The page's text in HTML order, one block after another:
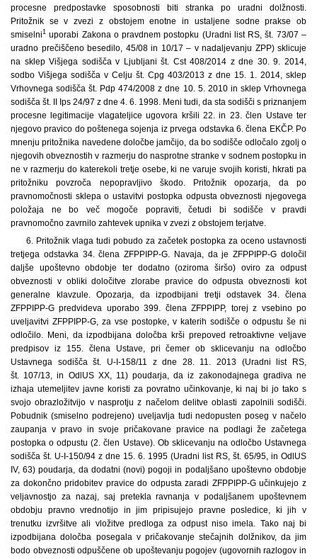
procesne predpostavke sposobnosti biti stranka po uradni dolžnosti.
Pritožnik se v zvezi z obstojem enotne in ustaljene sodne prakse ob
smiselni1 uporabi Zakona o pravdnem postopku (Uradni list RS, št. 73/07 –
uradno prečiščeno besedilo, 45/08 in 10/17 – v nadaljevanju ZPP) sklicuje
na sklep Višjega sodišča v Ljubljani št. Cst 408/2014 z dne 30. 9. 2014,
sodbo Višjega sodišča v Celju št. Cpg 403/2013 z dne 15. 1. 2014, sklep
Vrhovnega sodišča št. Pdp 474/2008 z dne 10. 5. 2010 in sklep Vrhovnega
sodišča št. II Ips 24/97 z dne 4. 6. 1998. Meni tudi, da sta sodišči s priznanjem
procesne legitimacije vlagateljice ugovora kršili 22. in 23. člen Ustave ter
njegovo pravico do poštenega sojenja iz prvega odstavka 6. člena EKČP. Po
mnenju pritožnika navedene določbe jamčijo, da bo sodišče odločalo zgolj o
njegovih obveznostih v razmerju do nasprotne stranke v sodnem postopku in
ne v razmerju do katerekoli tretje osebe, ki ne varuje svojih koristi, hkrati pa
pritožniku povzroča nepopravljivo škodo. Pritožnik opozarja, da po
pravnomočnosti sklepa o ustavitvi postopka odpusta obveznosti njegovega
položaja ne bo več mogoče popraviti, četudi bi sodišče v pravdi
pravnomočno zavrnilo zahtevek upnika v zvezi z obstojem terjatve.
6. Pritožnik vlaga tudi pobudo za začetek postopka za oceno ustavnosti
tretjega odstavka 34. člena ZFPPIPP-G. Navaja, da je ZFPPIPP-G določil
daljše upoštevno obdobje ter dodatno (oziroma širšo) oviro za odpust
obveznosti v obliki določitve zlorabe pravice do odpusta obveznosti kot
generalne klavzule. Opozarja, da izpodbijani tretji odstavek 34. člena
ZFPPIPP-G predvideva uporabo 399. člena ZFPPIPP, torej z vsebino po
uveljavitvi ZFPPIPP-G, za vse postopke, v katerih sodišče o odpustu še ni
odločilo. Meni, da izpodbijana določba krši prepoved retroaktivne veljave
predpisov iz 155. člena Ustave, pri čemer ob sklicevanju na odločbo
Ustavnega sodišča št. U-I-158/11 z dne 28. 11. 2013 (Uradni list RS,
št. 107/13, in OdlUS XX, 11) poudarja, da iz zakonodajnega gradiva ne
izhaja utemeljitev javne koristi za povratno učinkovanje, ki naj bi jo tako s
svojo obrazložitvijo v nasprotju z načelom delitve oblasti zapolnili sodišči.
Pobudnik (smiselno podrejeno) uveljavlja tudi nedopusten poseg v načelo
zaupanja v pravo in svoje pričakovane pravice na podlagi že začetega
postopka o odpustu (2. člen Ustave). Ob sklicevanju na odločbo Ustavnega
sodišča št. U-I-150/94 z dne 15. 6. 1995 (Uradni list RS, št. 65/95, in OdlUS
IV, 63) poudarja, da dodatni (novi) pogoji in podaljšano upoštevno obdobje
za dokončno pridobitev pravice do odpusta zaradi ZFPPIPP-G učinkujejo z
veljavnostjo za nazaj, saj pretekla ravnanja v podaljšanem upoštevnem
obdobju pravno vrednotijo in jim pripisujejo pravne posledice, ki jih v
trenutku izvršitve ali vložitve predloga za odpust niso imela. Tako naj bi
izpodbijana določba posegala v pričakovanje stečajnih dolžnikov, da jim
bodo obveznosti odpuščene ob upoštevanju pogojev (ugovornih razlogov in